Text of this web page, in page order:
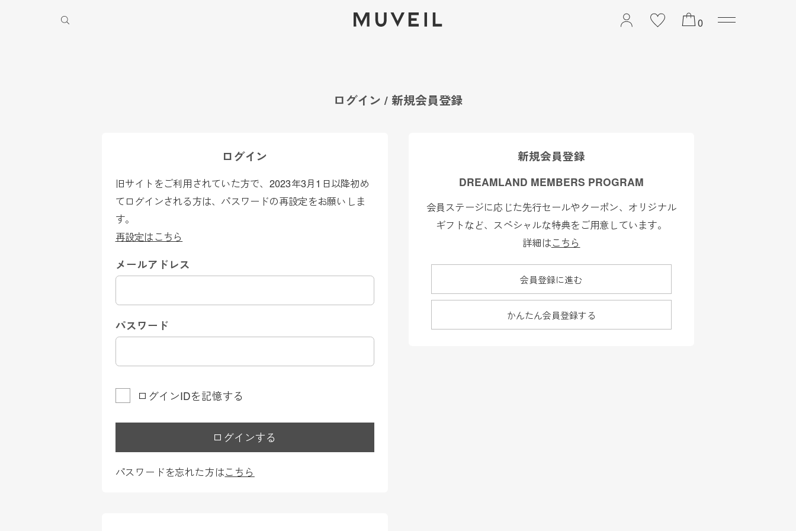
休業のお知らせ 2026 AUTUMN WINTER COLLECTION 2026 PREFALL
0
ログイン / 新規会員登録
ログイン
旧サイトをご利用されていた方で、2023年3月1日以降初め
てログインされる方は、パスワードの再設定をお願いしま
す。
再設定はこちら
メールアドレス
パスワード
ログインIDを記憶する
ログインする
パスワードを忘れた方はこちら
新規会員登録
DREAMLAND MEMBERS PROGRAM
会員ステージに応じた先行セールやクーポン、オリジナル
ギフトなど、スペシャルな特典をご用意しています。
詳細はこちら
会員登録に進む
かんたん会員登録する